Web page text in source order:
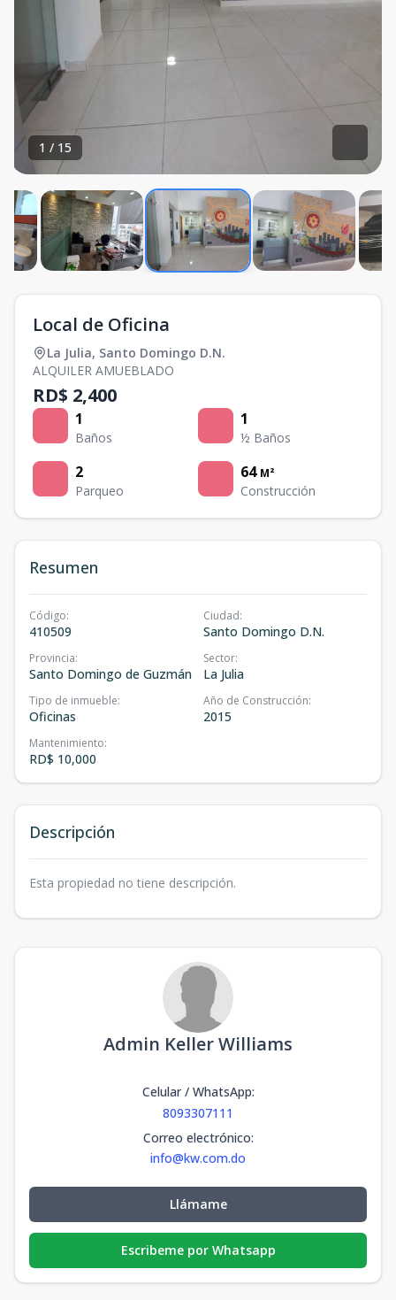
1 / 15
Local de Oficina
La Julia, Santo Domingo D.N.
ALQUILER AMUEBLADO
RD$ 2,400
1
Baños
1
½ Baños
2
Parqueo
64 M²
Construcción
Resumen
Código:
410509
Ciudad:
Santo Domingo D.N.
Provincia:
Santo Domingo de Guzmán
Sector:
La Julia
Tipo de inmueble:
Oficinas
Año de Construcción:
2015
Mantenimiento:
RD$ 10,000
Descripción
Esta propiedad no tiene descripción.
Admin Keller Williams
Celular / WhatsApp:
8093307111
Correo electrónico:
info@kw.com.do
Llámame
Escribeme por Whatsapp